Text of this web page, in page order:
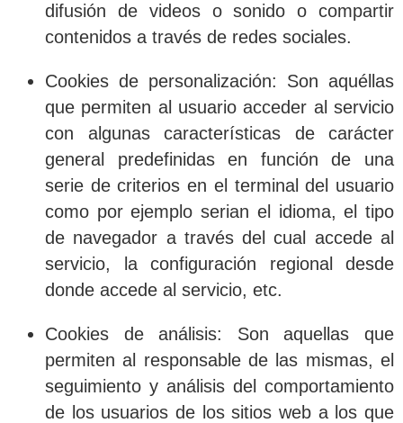
difusión de videos o sonido o compartir
contenidos a través de redes sociales.
Cookies de personalización: Son aquéllas
que permiten al usuario acceder al servicio
con algunas características de carácter
general predefinidas en función de una
serie de criterios en el terminal del usuario
como por ejemplo serian el idioma, el tipo
de navegador a través del cual accede al
servicio, la configuración regional desde
donde accede al servicio, etc.
Cookies de análisis: Son aquellas que
permiten al responsable de las mismas, el
seguimiento y análisis del comportamiento
de los usuarios de los sitios web a los que